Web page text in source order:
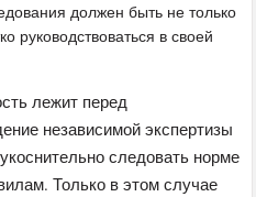
должен быть не только
руководствоваться в своей
лежит перед
независимой экспертизы
следовать норме
Только в этом случае